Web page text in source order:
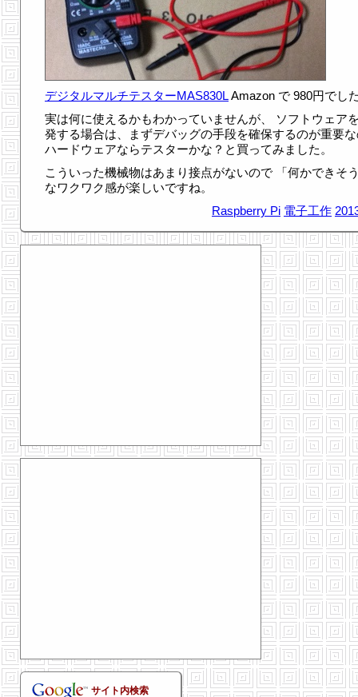
デジタルマルチテスターMAS830LAmazon で 980円でし
実は何に使えるかもわかっていませんが、 ソフトウェア
発する場合は、まずデバッグの手段を確保するのが重要
ハードウェアならテスターかな？と買ってみました。
こういった機械物はあまり接点がないので 「何かできそ
なワクワク感が楽しいですね。
Raspberry Pi 電子工作
サイト内検索